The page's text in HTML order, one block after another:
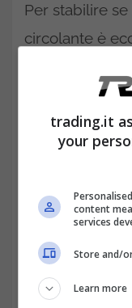
Per stabilire
circolante è
all’inflazione,
portare alla
società
periodo di
La Federal
alcuni
mantenere
economica
trading.it
your
content
services
Store and/
Learn more